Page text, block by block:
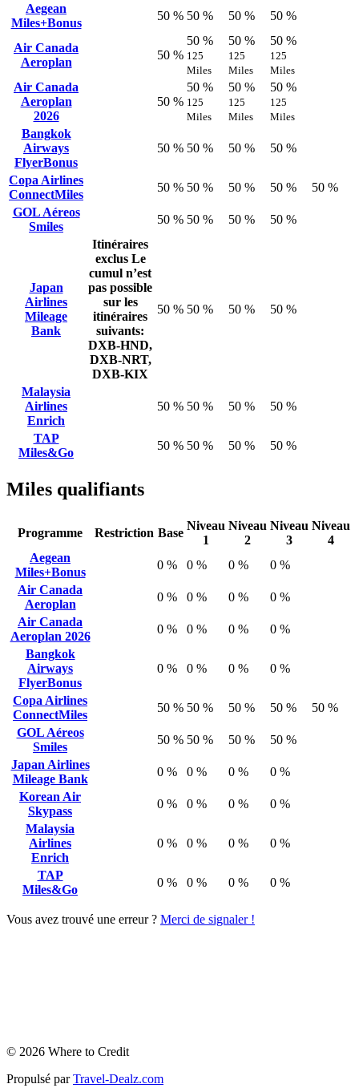
Aegean
Miles+Bonus
50 % 50 % 50 % 50 %
Air Canada
Aeroplan
50 %
50 %
125
Miles
50 %
125
Miles
50 %
125
Miles
Air Canada
Aeroplan
2026
50 %
50 %
125
Miles
50 %
125
Miles
50 %
125
Miles
Bangkok
Airways
FlyerBonus
50 % 50 % 50 % 50 %
Copa Airlines
ConnectMiles
50 % 50 % 50 % 50 %
50 %
GOL Aéreos
Smiles
50 % 50 % 50 % 50 %
Japan
Airlines
Mileage
Bank
Itinéraires
exclus Le
cumul n’est
pas possible
sur les
itinéraires
suivants:
DXB-HND,
DXB-NRT,
DXB-KIX
50 % 50 % 50 % 50 %
Malaysia
Airlines
Enrich
50 % 50 % 50 % 50 %
TAP
Miles&Go
50 % 50 % 50 % 50 %
Miles qualifiants
Programme Restriction Base
Niveau
1
Niveau
2
Niveau
3
Niveau
4
Aegean
Miles+Bonus
0 % 0 % 0 %
0 %
Air Canada
Aeroplan
0 % 0 % 0 %
0 %
Air Canada
Aeroplan 2026
0 % 0 % 0 %
0 %
Bangkok
Airways
FlyerBonus
0 % 0 % 0 % 0 %
Copa Airlines
ConnectMiles
50 % 50 % 50 % 50 %
50 %
GOL Aéreos
Smiles
50 % 50 % 50 %
50 %
Japan Airlines
Mileage Bank
0 % 0 % 0 %
0 %
Korean Air
Skypass
0 % 0 % 0 %
0 %
Malaysia
Airlines
Enrich
0 % 0 % 0 % 0 %
TAP
Miles&Go
0 % 0 % 0 % 0 %
Vous avez trouvé une erreur ? Merci de signaler !
© 2026 Where to Credit
Propulsé par Travel-Dealz.com